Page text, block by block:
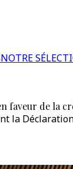
NOTRE
faveur de la
la